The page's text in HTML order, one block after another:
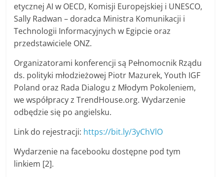
etycznej AI w OECD, Komisji Europejskiej i UNESCO,
Sally Radwan – doradca Ministra Komunikacji i
Technologii Informacyjnych w Egipcie oraz
przedstawiciele ONZ.
Organizatorami konferencji są Pełnomocnik Rządu
ds. polityki młodzieżowej Piotr Mazurek, Youth IGF
Poland oraz Rada Dialogu z Młodym Pokoleniem,
we współpracy z TrendHouse.org. Wydarzenie
odbędzie się po angielsku.
Link do rejestracji: https://bit.ly/3yChVlO
Wydarzenie na facebooku dostępne pod tym
linkiem [2].